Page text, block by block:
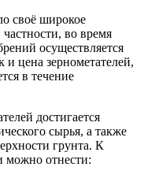
своё широкое
во время
осуществляется
цена зернометателей,
в течение
достигается
сырья, а также
грунта. К
можно отнести: